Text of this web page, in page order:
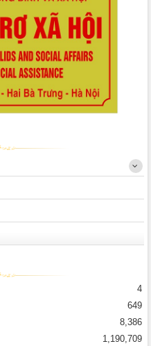
4
649
8,386
1,190,709